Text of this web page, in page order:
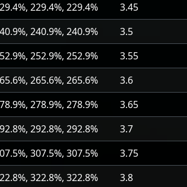
229.4%, 229.4% 3.45
240.9%, 240.9% 3.5
252.9%, 252.9% 3.55
265.6%, 265.6% 3.6
278.9%, 278.9% 3.65
292.8%, 292.8% 3.7
307.5%, 307.5% 3.75
322.8%, 322.8% 3.8